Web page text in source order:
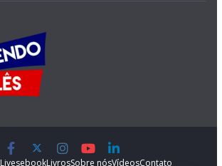
LivesebookLivrosSobre nósVídeosContato